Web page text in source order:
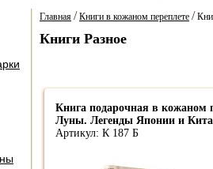
Главная/Книги в кожаном переплете/
Книги Разное
Книга подарочная в кожаном
Луны. Легенды Японии и
Артикул: К 187 Б